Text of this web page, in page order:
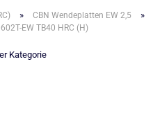
» CBN Wendeplatten EW 2,5 »
EW TB40 HRC (H)
Kategorie